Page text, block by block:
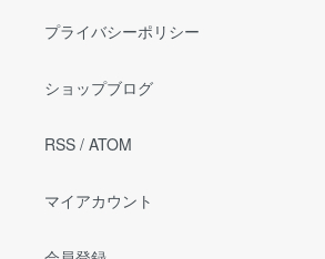
プライバシーポリシー
ショップブログ
RSS / ATOM
マイアカウント